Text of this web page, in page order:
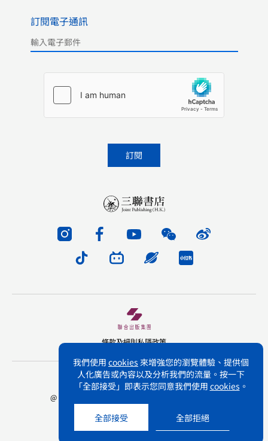
我們使用 cookies 來增強您的瀏覽體驗、提供個
人化廣告或內容以及分析我們的流量。按一下
「全部接受」即表示您同意我們使用 cookies 。
全部接受 全部拒絕
訂閱電子通訊
版權所有 不得轉載 三聯書店(香港)有限公司
@ Joint Publishing (Hong Kong) Company Limited.
All rights reserved.
條款及細則私隱政策